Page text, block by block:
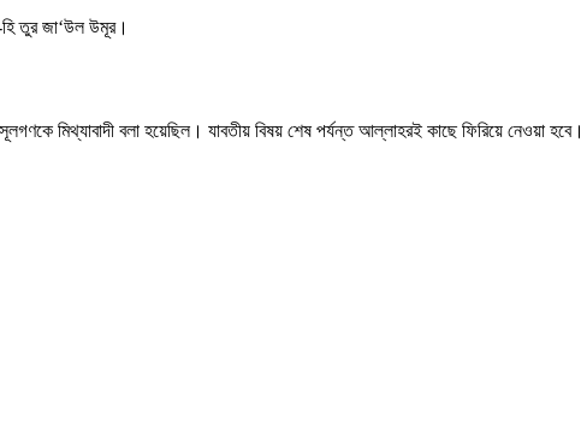
হি তুর জা‘উল উমূর।
মিথ্যাবাদী বলা হয়েছিল। যাবতীয় বিষয় শেষ পর্যন্ত আল্লাহরই কাছে ফিরিয়ে নেওয়া হবে।